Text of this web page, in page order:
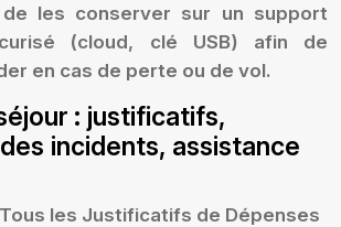
les conserver sur un support
(cloud, clé USB) afin de
en cas de perte ou de vol.
: justificatifs,
incidents, assistance
les Justificatifs de Dépenses